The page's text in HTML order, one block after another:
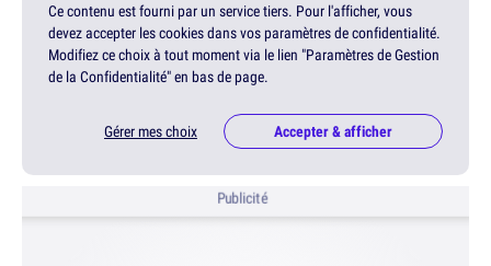
Ce contenu est fourni par un service tiers. Pour l'afficher, vous
devez accepter les cookies dans vos paramètres de confidentialité.
Modifiez ce choix à tout moment via le lien "Paramètres de Gestion
de la Confidentialité" en bas de page.
Gérer mes choix Accepter & afficher
Publicité